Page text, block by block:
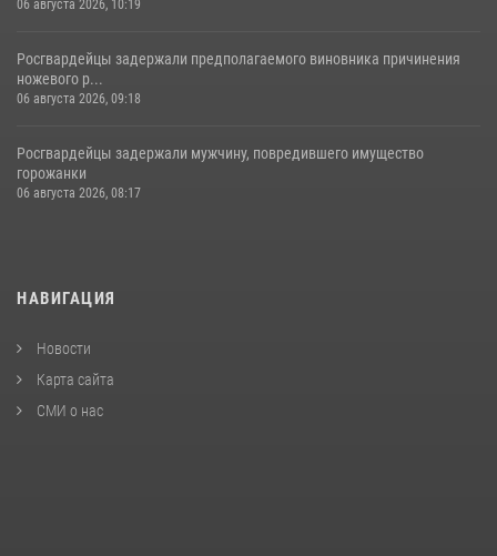
06 августа 2026, 10:19
Росгвардейцы задержали предполагаемого виновника причинения
ножевого р...
06 августа 2026, 09:18
Росгвардейцы задержали мужчину, повредившего имущество
горожанки
06 августа 2026, 08:17
НАВИГАЦИЯ
Новости
Карта сайта
СМИ о нас